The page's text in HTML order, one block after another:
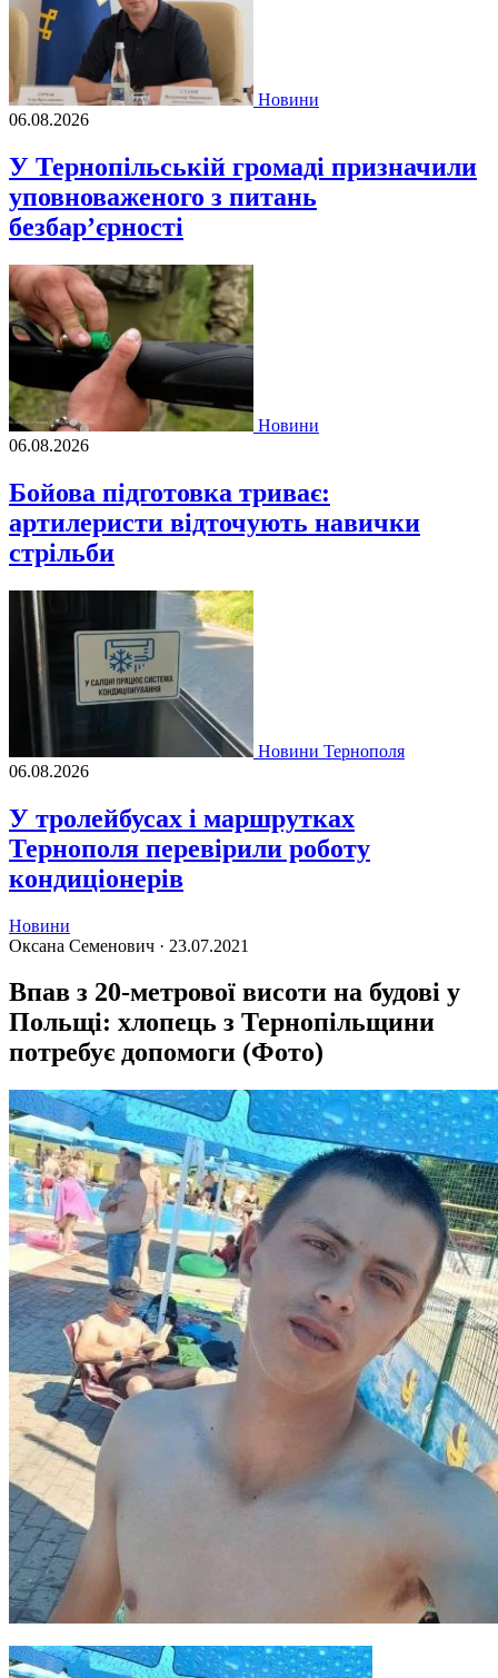
Новини
06.08.2026
У Тернопільській громаді призначили
уповноваженого з питань
безбар’єрності
Новини
06.08.2026
Бойова підготовка триває:
артилеристи відточують навички
стрільби
Новини Тернополя
06.08.2026
У тролейбусах і маршрутках
Тернополя перевірили роботу
кондиціонерів
Новини
Оксана Семенович · 23.07.2021
Впав з 20-метрової висоти на будові у
Польщі: хлопець з Тернопільщини
потребує допомоги (Фото)